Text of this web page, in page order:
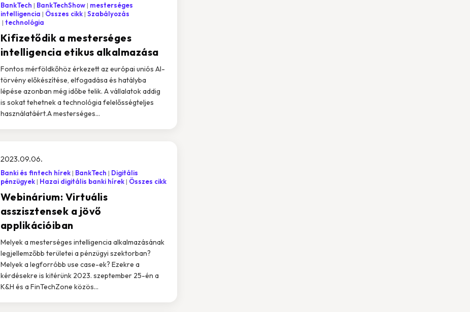
Kifizetődik a mesterséges
intelligencia etikus alkalmazása
BankTech BankTechShow
mesterséges
intelligencia
Összes cikk Szabályozás
technológia
Fontos mérföldkőhöz érkezett az európai uniós AI-
törvény előkészítése, elfogadása és hatályba
lépése azonban még időbe telik. A vállalatok addig
is sokat tehetnek a technológia felelősségteljes
használatáért.A mesterséges...
Webinárium: Virtuális
asszisztensek a jövő
applikációiban
2023.09.06.
Banki és fintech hírek BankTech
Digitális
pénzügyek
Hazai digitális banki hírek Összes cikk
Melyek a mesterséges intelligencia alkalmazásának
legjellemzőbb területei a pénzügyi szektorban?
Melyek a legforróbb use case-ek? Ezekre a
kérdésekre is kitérünk 2023. szeptember 25-én a
K&H és a FinTechZone közös...